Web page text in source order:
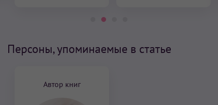
Персоны, упоминаемые в статье
Автор книг